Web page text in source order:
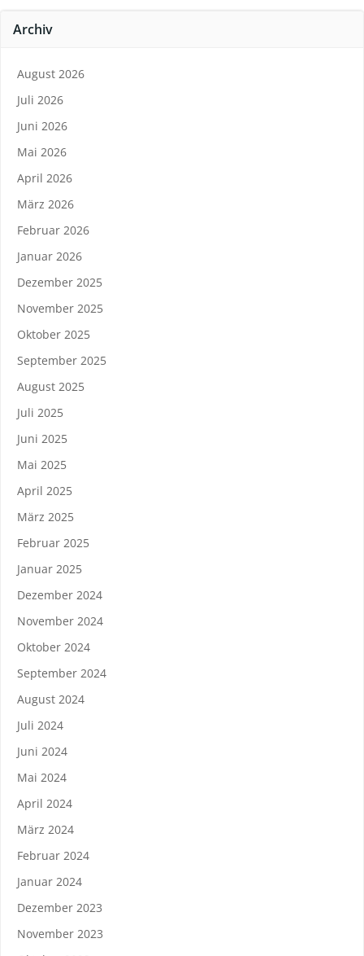
Archiv
August 2026
Juli 2026
Juni 2026
Mai 2026
April 2026
März 2026
Februar 2026
Januar 2026
Dezember 2025
November 2025
Oktober 2025
September 2025
August 2025
Juli 2025
Juni 2025
Mai 2025
April 2025
März 2025
Februar 2025
Januar 2025
Dezember 2024
November 2024
Oktober 2024
September 2024
August 2024
Juli 2024
Juni 2024
Mai 2024
April 2024
März 2024
Februar 2024
Januar 2024
Dezember 2023
November 2023